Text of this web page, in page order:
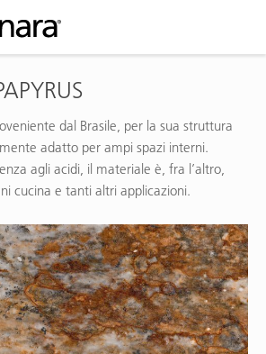
dal Brasile, per la sua struttura
adatto per ampi spazi interni.
agli acidi, il materiale è, fra l’altro,
cucina e tanti altri applicazioni.